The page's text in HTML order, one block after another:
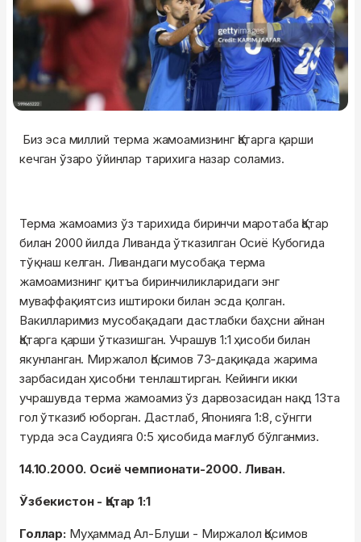
Биз эса миллий терма жамоамизнинг Қатарга қарши
кечган ўзаро ўйинлар тарихига назар соламиз.
Терма жамоамиз ўз тарихида биринчи маротаба Қатар
билан 2000 йилда Ливанда ўтказилган Осиё Кубогида
тўқнаш келган. Ливандаги мусобақа терма
жамоамизнинг қитъа биринчиликларидаги энг
муваффақиятсиз иштироки билан эсда қолган.
Вакилларимиз мусобақадаги дастлабки баҳсни айнан
Қатарга қарши ўтказишган. Учрашув 1:1 ҳисоби билан
якунланган. Миржалол Қосимов 73-дақиқада жарима
зарбасидан ҳисобни тенлаштирган. Кейинги икки
учрашувда терма жамоамиз ўз дарвозасидан нақд 13та
гол ўтказиб юборган. Дастлаб, Японияга 1:8, сўнгги
турда эса Саудияга 0:5 ҳисобида мағлуб бўлганмиз.
14.10.2000. Осиё чемпионати-2000. Ливан.
Ўзбекистон - Қатар 1:1
Голлар: Муҳаммад Ал-Блуши - Миржалол Қосимов